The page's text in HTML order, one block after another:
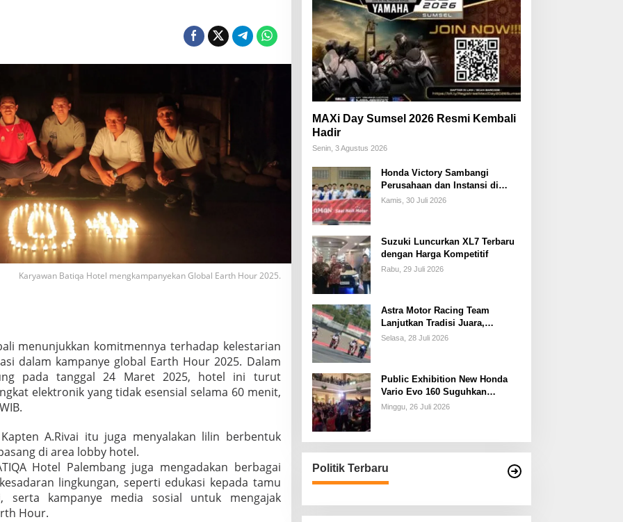
Karyawan Batiqa Hotel mengkampanyekan Global Earth Hour 2025.
menunjukkan komitmennya terhadap kelestarian
dalam kampanye global Earth Hour 2025. Dalam
pada tanggal 24 Maret 2025, hotel ini turut
elektronik yang tidak esensial selama 60 menit,
A.Rivai itu juga menyalakan lilin berbentuk
di area lobby hotel.
Hotel Palembang juga mengadakan berbagai
lingkungan, seperti edukasi kepada tamu
serta kampanye media sosial untuk mengajak
Hour.
MAXi Day Sumsel 2026 Resmi Kembali
Hadir
Senin, 3 Agustus 2026
Honda Victory Sambangi
Perusahaan dan Instansi di
Sumsel
Kamis, 30 Juli 2026
Suzuki Luncurkan XL7 Terbaru
dengan Harga Kompetitif
Rabu, 29 Juli 2026
Astra Motor Racing Team
Lanjutkan Tradisi Juara,
Kumpulkan 7 Podium di
Selasa, 28 Juli 2026
Public Exhibition New Honda
Vario Evo 160 Suguhkan
Beragam Hiburan dan Inspirasi
Minggu, 26 Juli 2026
Politik Terbaru